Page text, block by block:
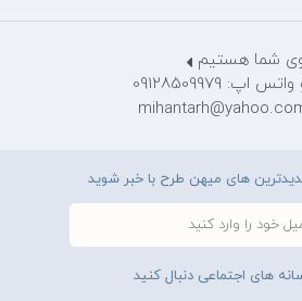
شما هستیم
اپ: 09128509979
های میهن طرح با خبر شوید
های اجتماعی دنبال کنید